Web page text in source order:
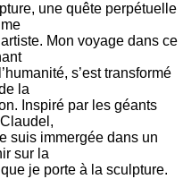
une quête perpétuelle
Mon voyage dans ce
s’est transformé
la
Inspiré par les géants
suis immergée dans un
sur la
je porte à la sculpture.